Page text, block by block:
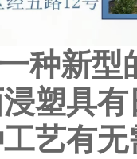
种新型
塑具
艺有